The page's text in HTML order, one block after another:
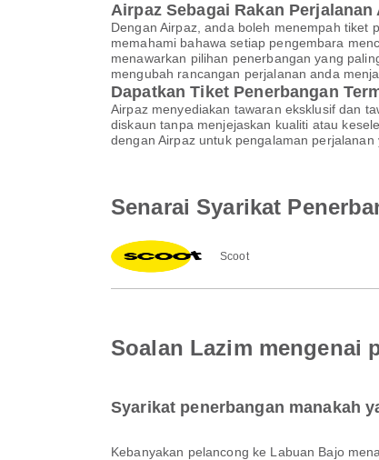
Airpaz Sebagai Rakan
Dengan Airpaz, anda boleh menempah tiket
memahami bahawa setiap pengembara
menawarkan pilihan penerbangan yang
mengubah rancangan perjalanan anda
Dapatkan Tiket Penerbangan
Airpaz menyediakan tawaran eksklusif dan
diskaun tanpa menjejaskan kualiti atau
dengan Airpaz untuk pengalaman
Senarai Syarikat
Scoot
Soalan Lazim mengenai
Syarikat penerbangan manakah
Kebanyakan pelancong ke Labuan Bajo